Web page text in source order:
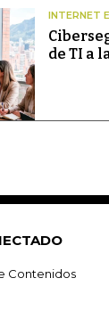
INTERNET
de TI a
Contenidos